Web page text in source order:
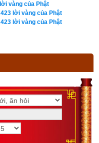
vàng của Phật
lời vàng của Phật
lời vàng của Phật